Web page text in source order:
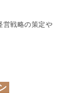
営戦略の策定や